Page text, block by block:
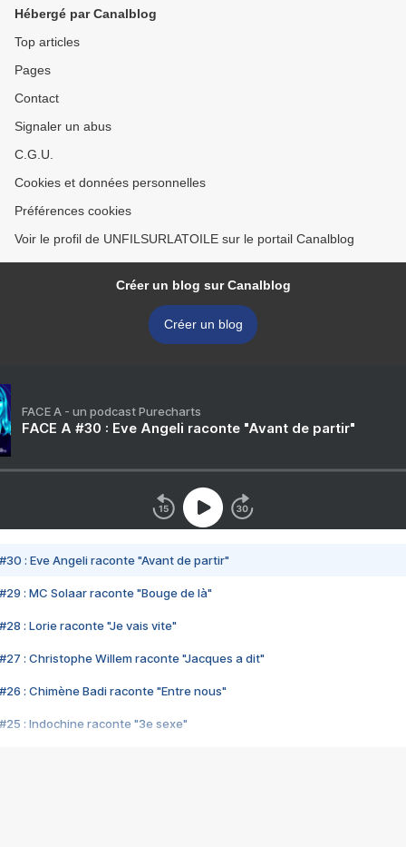
Hébergé par Canalblog
Top articles
Pages
Contact
Signaler un abus
C.G.U.
Cookies et données personnelles
Préférences cookies
Voir le profil de UNFILSURLATOILE sur le portail Canalblog
Créer un blog sur Canalblog
Créer un blog
FACE A - un podcast Purecharts
FACE A #30 : Eve Angeli raconte "Avant de partir"
#30 : Eve Angeli raconte "Avant de partir"
#29 : MC Solaar raconte "Bouge de là"
#28 : Lorie raconte "Je vais vite"
#27 : Christophe Willem raconte "Jacques a dit"
#26 : Chimène Badi raconte "Entre nous"
#25 : Indochine raconte "3e sexe"